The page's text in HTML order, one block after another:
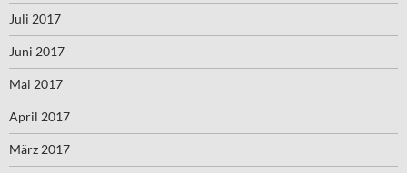
Juli 2017
Juni 2017
Mai 2017
April 2017
März 2017